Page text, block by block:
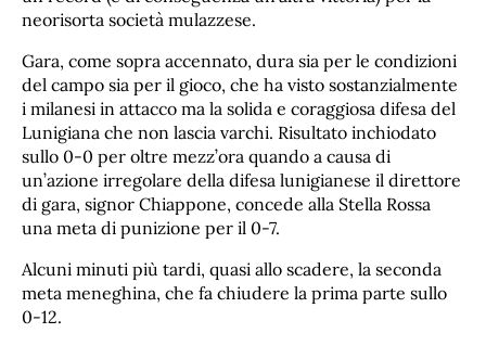
neorisorta società mulazzese.
Gara, come sopra accennato, dura sia per le condizioni
del campo sia per il gioco, che ha visto sostanzialmente
i milanesi in attacco ma la solida e coraggiosa difesa del
Lunigiana che non lascia varchi. Risultato inchiodato
sullo 0-0 per oltre mezz’ora quando a causa di
un’azione irregolare della difesa lunigianese il direttore
di gara, signor Chiappone, concede alla Stella Rossa
una meta di punizione per il 0-7.
Alcuni minuti più tardi, quasi allo scadere, la seconda
meta meneghina, che fa chiudere la prima parte sullo
0-12.